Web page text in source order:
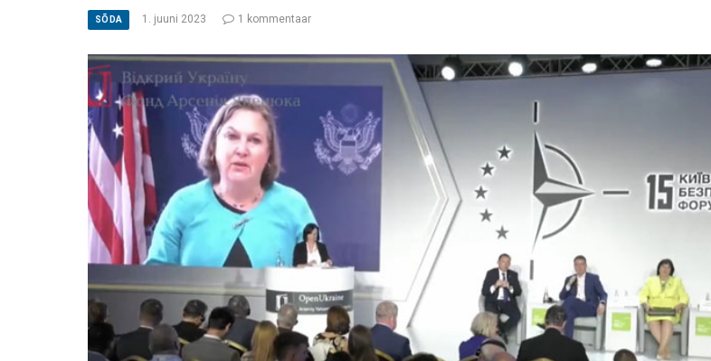
SÕDA 1. juuni 2023 1 kommentaar